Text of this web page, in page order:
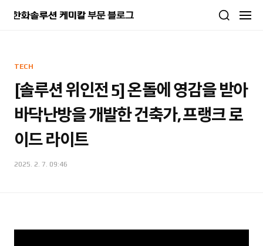
TECH
[솔루션 위인전 5] 온돌에 영감을 받아
바닥난방을 개발한 건축가, 프랭크 로
이드 라이트
2025. 2. 7. 09:46